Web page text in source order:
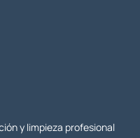
y limpieza profesional